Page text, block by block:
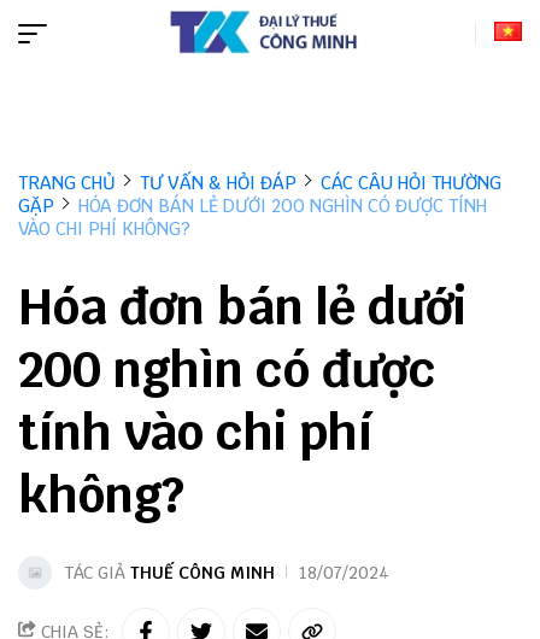
TRANG CHỦ TƯ VẤN & HỎI ĐÁP
CÁC CÂU HỎI THƯỜNG
GẶP
HÓA ĐƠN BÁN LẺ DƯỚI 200 NGHÌN CÓ ĐƯỢC TÍNH
VÀO CHI PHÍ KHÔNG?
Hóa đơn bán lẻ dưới
200 nghìn có được
tính vào chi phí
không?
TÁC GIẢ THUẾ CÔNG MINH 18/07/2024
CHIA SẺ: